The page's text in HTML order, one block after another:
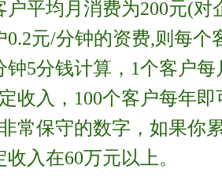
户平均月消费为200元(对
0.2元/分钟的资费,则每个
钟5分钱计算，1个客户
收入，100个客户每年
常保守的数字，如果你
入在60万元以上。